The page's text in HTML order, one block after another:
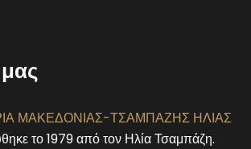
ΜΑΚΕΔΟΝΙΑΣ-ΤΣΑΜΠΑΖΗΣ ΗΛΙΑΣ
το 1979 από τον Ηλία Τσαμπάζη.